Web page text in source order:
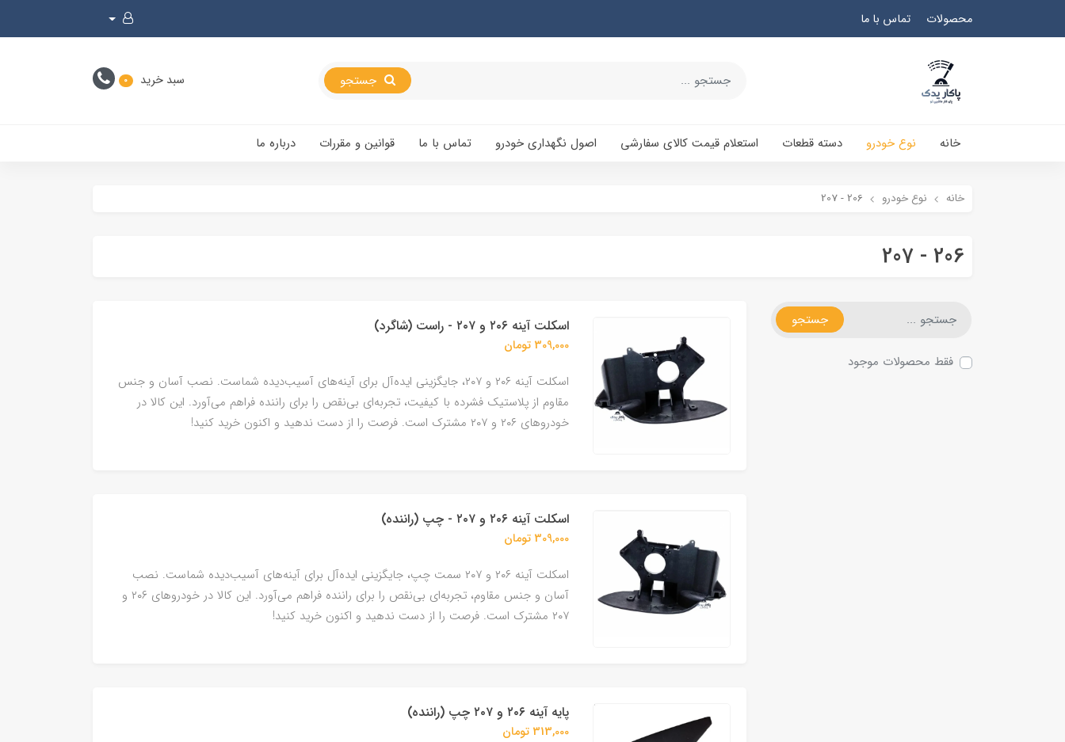
محصولات تماس با ما
سبد خرید 0
خانه نوع خودرو دسته قطعات استعلام قیمت کالای سفارشی اصول نگهداری خودرو تماس با ما قوانین و مقررات درباره ما
خانه نوع خودرو 206 - 207
206 - 207
جستجو
فقط محصولات موجود
اسکلت آینه ۲۰۶ و ۲۰۷ - راست (شاگرد)
309,000 تومان
اسکلت آینه ۲۰۶ و ۲۰۷، جایگزینی ایده‌آل برای آینه‌های آسیب‌دیده شماست. نصب آسان و جنس
مقاوم از پلاستیک فشرده با کیفیت، تجربه‌ای بی‌نقص را برای راننده فراهم می‌آورد. این کالا در
خودروهای ۲۰۶ و ۲۰۷ مشترک است. فرصت را از دست ندهید و اکنون خرید کنید!
اسکلت آینه ۲۰۶ و ۲۰۷ - چپ (راننده)
309,000 تومان
اسکلت آینه ۲۰۶ و ۲۰۷ سمت چپ، جایگزینی ایده‌آل برای آینه‌های آسیب‌دیده شماست. نصب
آسان و جنس مقاوم، تجربه‌ای بی‌نقص را برای راننده فراهم می‌آورد. این کالا در خودروهای ۲۰۶ و
۲۰۷ مشترک است. فرصت را از دست ندهید و اکنون خرید کنید!
پایه آینه ۲۰۶ و ۲۰۷ چپ (راننده)
313,000 تومان